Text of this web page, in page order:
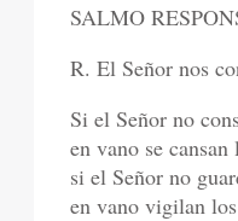
SALMO
R. El Señor nos
Si el Señor no
en vano se
si el Señor no
en vano vigilan